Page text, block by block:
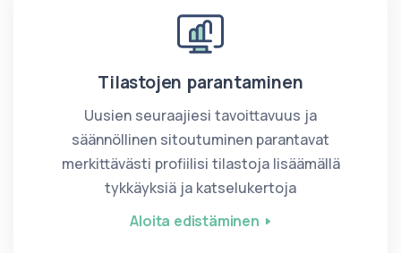
Tilastojen parantaminen
Uusien seuraajiesi tavoittavuus ja
säännöllinen sitoutuminen parantavat
merkittävästi profiilisi tilastoja lisäämällä
tykkäyksiä ja katselukertoja
Aloita edistäminen